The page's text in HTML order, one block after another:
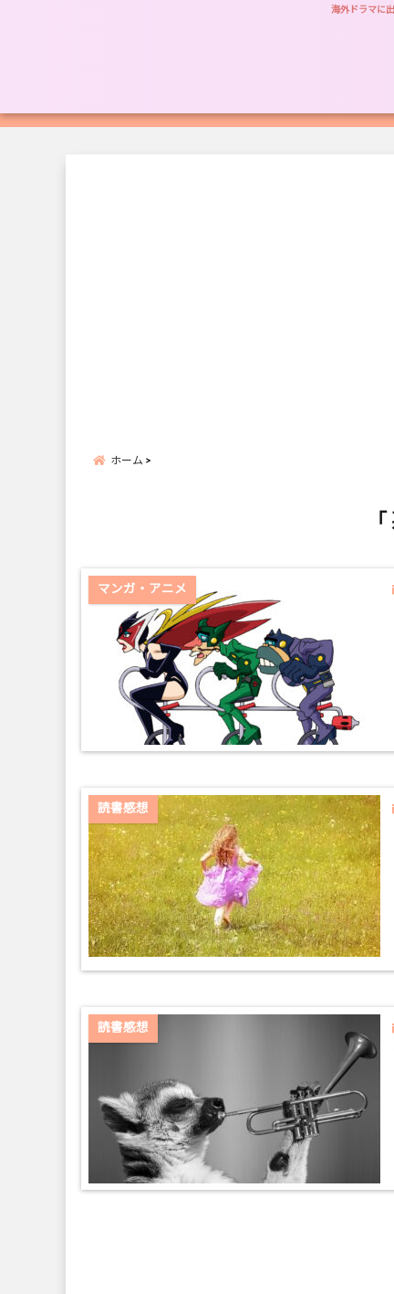
海外ドラマに
ホーム
マンガ・アニメ
読書感想
読書感想